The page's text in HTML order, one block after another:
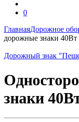
0
ГлавнаяДорожное
дорожные знаки 40Вт
Дорожный знак
знаки